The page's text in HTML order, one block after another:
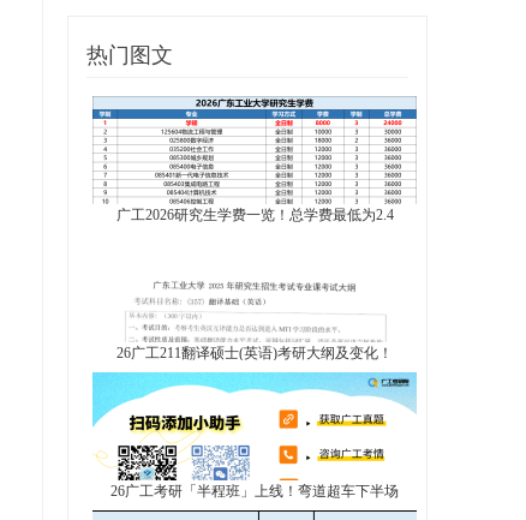
热门图文
广工2026研究生学费一览！总学费最低为2.4
26广工211翻译硕士(英语)考研大纲及变化！
26广工考研「半程班」上线！弯道超车下半场